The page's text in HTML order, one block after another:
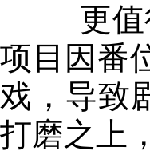
更值
项目因番
戏，导致
打磨之上